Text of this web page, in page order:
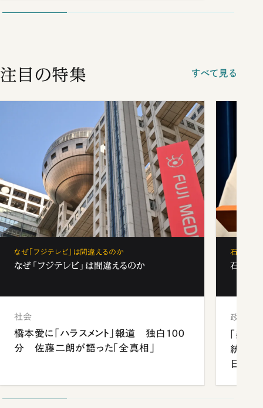
注目の特集 すべて見る
なぜ「フジテレビ」は間違えるのか
なぜ「フジテレビ」は間違えるのか
社会
橋本愛に「ハラスメント」報道 独白100
分 佐藤二朗が語った「全真相」
石破茂、
石破茂
政治
「楽し
統領と
日米